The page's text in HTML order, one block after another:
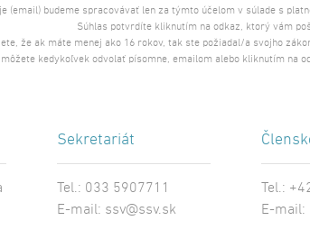
(email) budeme spracovávať len za týmto účelom v súlade s
Súhlas potvrdíte kliknutím na odkaz, ktorý vám
že ak máte menej ako 16 rokov, tak ste požiadal/a svojho
môžete kedykoľvek odvolať písomne, emailom alebo kliknutím na
Sekretariát
Tel.: 033 5907711
E-mail: ssv@ssv.sk
Tel.:
E-mail: